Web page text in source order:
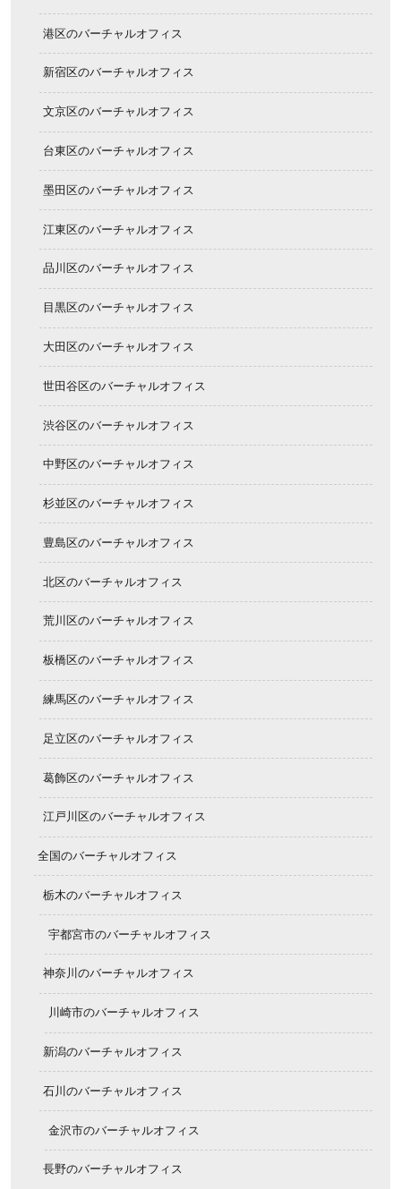
港区のバーチャルオフィス
新宿区のバーチャルオフィス
文京区のバーチャルオフィス
台東区のバーチャルオフィス
墨田区のバーチャルオフィス
江東区のバーチャルオフィス
品川区のバーチャルオフィス
目黒区のバーチャルオフィス
大田区のバーチャルオフィス
世田谷区のバーチャルオフィス
渋谷区のバーチャルオフィス
中野区のバーチャルオフィス
杉並区のバーチャルオフィス
豊島区のバーチャルオフィス
北区のバーチャルオフィス
荒川区のバーチャルオフィス
板橋区のバーチャルオフィス
練馬区のバーチャルオフィス
足立区のバーチャルオフィス
葛飾区のバーチャルオフィス
江戸川区のバーチャルオフィス
全国のバーチャルオフィス
栃木のバーチャルオフィス
宇都宮市のバーチャルオフィス
神奈川のバーチャルオフィス
川崎市のバーチャルオフィス
新潟のバーチャルオフィス
石川のバーチャルオフィス
金沢市のバーチャルオフィス
長野のバーチャルオフィス